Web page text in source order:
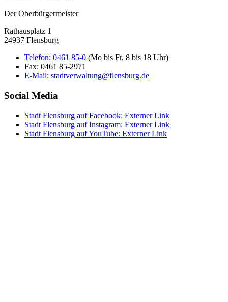
Der Oberbürgermeister
Rathausplatz 1
24937 Flensburg
Telefon: 0461 85-0 (Mo bis Fr, 8 bis 18 Uhr)
Fax: 0461 85-2971
E-Mail: stadtverwaltung@flensburg.de
Social Media
Stadt Flensburg auf Facebook: Externer Link
Stadt Flensburg auf Instagram: Externer Link
Stadt Flensburg auf YouTube: Externer Link